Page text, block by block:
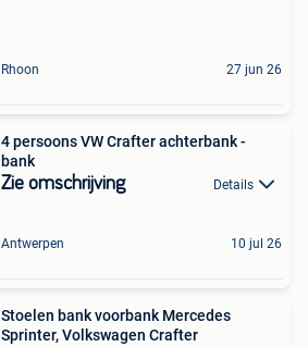
Rhoon 27 jun 26
4 persoons VW Crafter achterbank -
bank
Zie omschrijving Details
Antwerpen 10 jul 26
Stoelen bank voorbank Mercedes
Sprinter, Volkswagen Crafter